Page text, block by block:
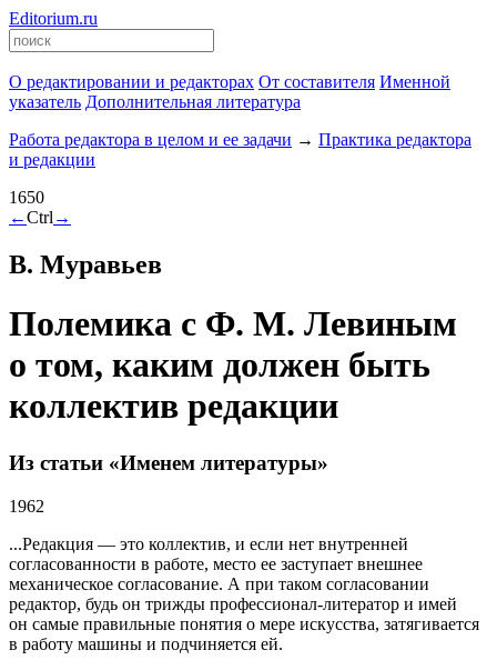
Editorium.ru
О редактировании и редакторах От составителя Именной
указатель Дополнительная литература
Работа редактора в целом и ее задачи → Практика редактора
и редакции
1650
←Ctrl →
В. Муравьев
Полемика с Ф. М. Левиным
о том, каким должен быть
коллектив редакции
Из статьи «Именем литературы»
1962
...Редакция — это коллектив, и если нет внутренней
согласованности в работе, место ее заступает внешнее
механическое согласование. А при таком согласовании
редактор, будь он трижды профессионал-литератор и имей
он самые правильные понятия о мере искусства, затягивается
в работу машины и подчиняется ей.